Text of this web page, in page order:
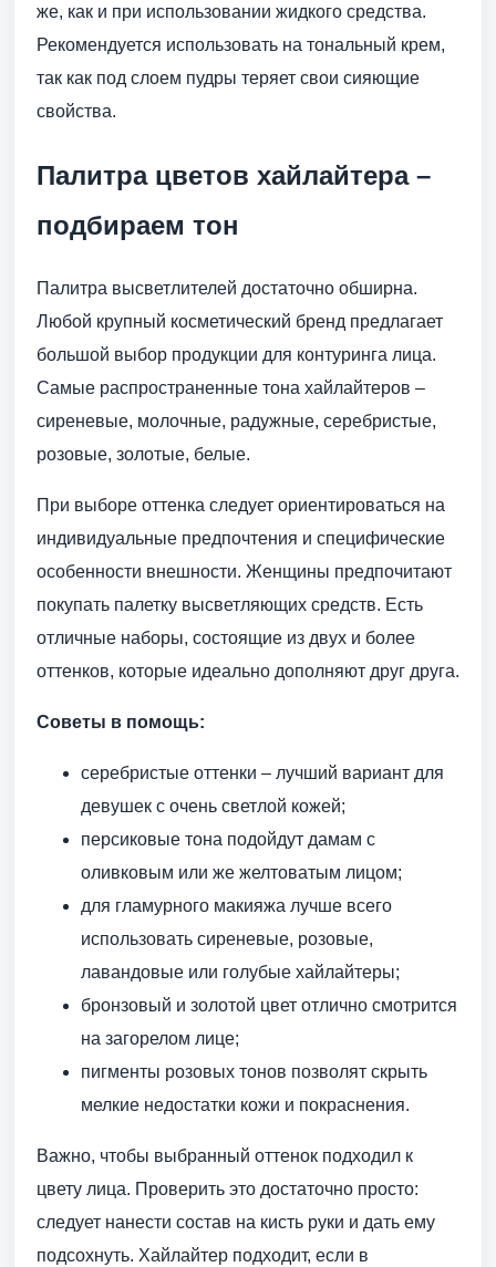
же, как и при использовании жидкого средства.
Рекомендуется использовать на тональный крем,
так как под слоем пудры теряет свои сияющие
свойства.
Палитра цветов хайлайтера –
подбираем тон
Палитра высветлителей достаточно обширна.
Любой крупный косметический бренд предлагает
большой выбор продукции для контуринга лица.
Самые распространенные тона хайлайтеров –
сиреневые, молочные, радужные, серебристые,
розовые, золотые, белые.
При выборе оттенка следует ориентироваться на
индивидуальные предпочтения и специфические
особенности внешности. Женщины предпочитают
покупать палетку высветляющих средств. Есть
отличные наборы, состоящие из двух и более
оттенков, которые идеально дополняют друг друга.
Советы в помощь:
серебристые оттенки – лучший вариант для
девушек с очень светлой кожей;
персиковые тона подойдут дамам с
оливковым или же желтоватым лицом;
для гламурного макияжа лучше всего
использовать сиреневые, розовые,
лавандовые или голубые хайлайтеры;
бронзовый и золотой цвет отлично смотрится
на загорелом лице;
пигменты розовых тонов позволят скрыть
мелкие недостатки кожи и покраснения.
Важно, чтобы выбранный оттенок подходил к
цвету лица. Проверить это достаточно просто:
следует нанести состав на кисть руки и дать ему
подсохнуть. Хайлайтер подходит, если в